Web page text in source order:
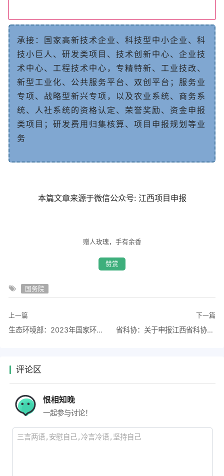
承接 ： 国 家 高新技 术企业 、 科技 型 中小企业 、 科
技小 巨 人 、 研发 类项 目 、 技 术创新中 心、企业技
术中心、工程技术中心 ， 专精特新、 工 业技 改、
新型 工 业 化、 公共服 务平台 、 双创平台 ； 服 务业
专项、 战略型新兴专项 ， 以 及农 业 系统、 商务 系
统、 人 社 系统的 资格认 定 、 荣誉奖励 、 资金申报
类项 目 ； 研发 费 用 归集核算、 项 目 申报规划等业
务
本篇文章来源于微信公众号: 江西项目申报
赠人玫瑰，手有余香
赞赏
国务院
上一篇
生态环境部：2023年国家环境健康管理试点推荐申报工作现已启动
下一篇
省科协：关于申报江西省科协2023年决策咨询课题的通知
评论区
恨相知晚
一起参与讨论！